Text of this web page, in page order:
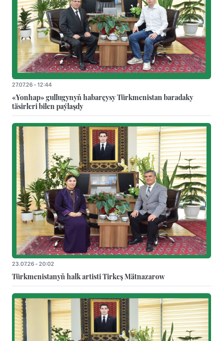
27.07.26 - 12:44
«Yonhap» gullugynyň habarçysy Türkmenistan baradaky
täsirleri bilen paýlaşdy
23.07.26 - 20:02
Türkmenistanyň halk artisti Tirkeş Mätnazarow